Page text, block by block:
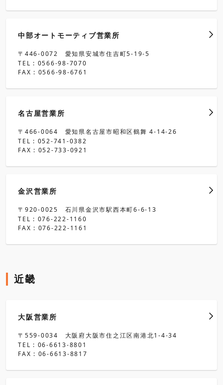
中部オートモーティブ営業所
〒446-0072 愛知県安城市住吉町5-19-5
TEL : 0566-98-7070
FAX : 0566-98-6761
名古屋営業所
〒466-0064 愛知県名古屋市昭和区鶴舞 4-14-26
TEL : 052-741-0382
FAX : 052-733-0921
金沢営業所
〒920-0025 石川県金沢市駅西本町6-6-13
TEL : 076-222-1160
FAX : 076-222-1161
近畿
大阪営業所
〒559-0034 大阪府大阪市住之江区南港北1-4-34
TEL : 06-6613-8801
FAX : 06-6613-8817